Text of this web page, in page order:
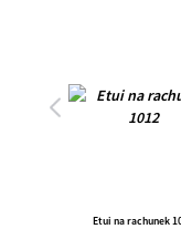
Etui na rachunek